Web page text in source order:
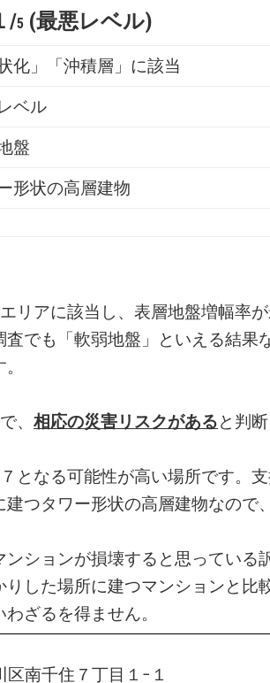
/5 (最悪レベル)
化」「沖積層」に該当
ベル
盤
形状の高層建物
リアに該当し、表層地盤増幅率
でも「軟弱地盤」といえる結果
、相応の災害リスクがあると判
となる可能性が高い場所です。
つタワー形状の高層建物なので
ションが損壊すると思っている
りした場所に建つマンションと比
ざるを得ません。
区南千住７丁目１−１